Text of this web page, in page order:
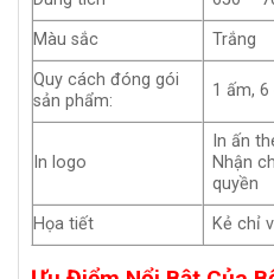
Màu sắc
Trắng
Quy cách đóng gói
sản phẩm:
1 ấm,
In logo
In ấn
Nhận
quyền
Họa tiết
Kẻ chỉ